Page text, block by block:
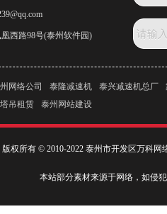
西路98号(泰州软件园)
网络公司 泰隆减速机 泰兴减速机总厂
塔吊租赁 泰州网站建设
版权所有 © 2010-2022 泰州市开发区万科网
本站部分素材来源于网络，如侵